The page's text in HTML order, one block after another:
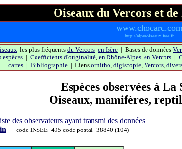
Oiseaux du Vercors et de
www.chocard.com
http://alpesoiseaux.free.fr
les plus fréquents du Vercors en Isère | Bases de données
espèces| Coefficients d'originalité, en Rhône-Alpes en Vercors|
cartes| Bibliographie| Liens ornitho, digiscopie, Vercors, divers
Espèces observées à La
Oiseaux, mamifères,
des observateurs ayant transmi des données.
code INSEE=495 code postal=38840 (104)